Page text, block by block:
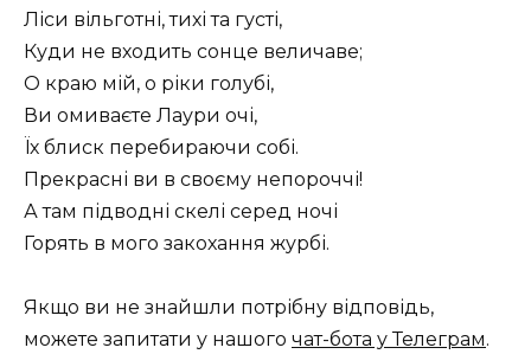
Ліси вільготні, тихі та густі,
Куди не входить сонце величаве;
О краю мій, о ріки голубі,
Ви омиваєте Лаури очі,
Їх блиск перебираючи собі.
Прекрасні ви в своєму непороччі!
А там підводні скелі серед ночі
Горять в мого закохання журбі.
Якщо ви не знайшли потрібну відповідь,
можете запитати у нашого чат-бота у Телеграм.